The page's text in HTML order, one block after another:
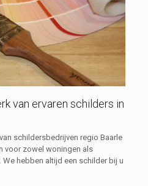
van ervaren schilders in
schildersbedrijven regio Baarle
voor zowel woningen als
hebben altijd een schilder bij u